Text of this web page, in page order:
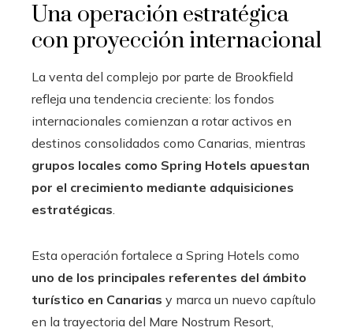
Una operación estratégica
con proyección internacional
La venta del complejo por parte de Brookfield
refleja una tendencia creciente: los fondos
internacionales comienzan a rotar activos en
destinos consolidados como Canarias, mientras
grupos locales como Spring Hotels apuestan
por el crecimiento mediante adquisiciones
estratégicas.
Esta operación fortalece a Spring Hotels como
uno de los principales referentes del ámbito
turístico en Canarias y marca un nuevo capítulo
en la trayectoria del Mare Nostrum Resort,